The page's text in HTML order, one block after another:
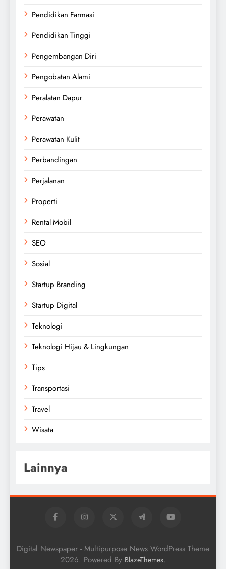
Pendidikan Farmasi
Pendidikan Tinggi
Pengembangan Diri
Pengobatan Alami
Peralatan Dapur
Perawatan
Perawatan Kulit
Perbandingan
Perjalanan
Properti
Rental Mobil
SEO
Sosial
Startup Branding
Startup Digital
Teknologi
Teknologi Hijau & Lingkungan
Tips
Transportasi
Travel
Wisata
Lainnya
Digital Newspaper - Multipurpose News WordPress Theme
2026. Powered By BlazeThemes.